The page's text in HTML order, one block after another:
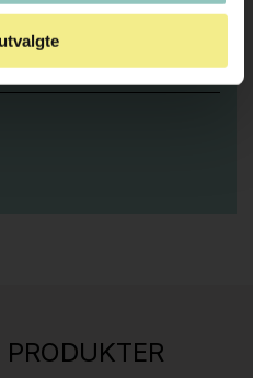
00
H05 5600 Swingback-armlene Mørk